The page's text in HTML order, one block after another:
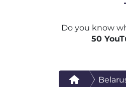
Do you know
50